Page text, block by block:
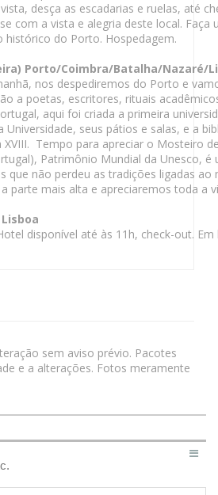
desça as escadarias e ruelas, até
com a vista e alegria deste local.
histórico do Porto. Hospedagem.
Porto/Coimbra/Batalha/Nazaré/
nos despediremos do Porto e
a poetas, escritores, rituais
aqui foi criada a primeira
Universidade, seus pátios e salas, e a
XVIII. Tempo para apreciar o Mosteiro
Patrimônio Mundial da Unesco,
que não perdeu as tradições ligadas
parte mais alta e apreciaremos toda a
disponível até às 11h, check-out.
sem aviso prévio. Pacotes
e a alterações. Fotos meramente